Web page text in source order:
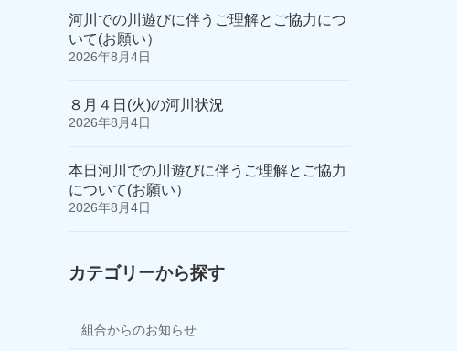
河川での川遊びに伴うご理解とご協力につ
いて(お願い）
2026年8月4日
８月４日(火)の河川状況
2026年8月4日
本日河川での川遊びに伴うご理解とご協力
について(お願い）
2026年8月4日
カテゴリーから探す
組合からのお知らせ